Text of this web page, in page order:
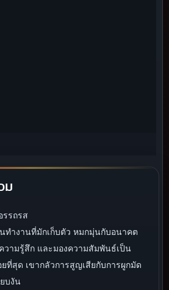
ม
รรถรส
ทำงานที่มักเก็บตัว หมกมุ่นกับอนาคต
วามรู้สึก และมองความสัมพันธ์เป็น
ที่สุด เขากลัวการสูญเสียกับการผูกมัด
บงัน